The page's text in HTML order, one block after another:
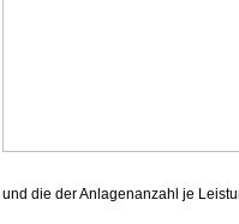
und die der Anlagenanzahl je